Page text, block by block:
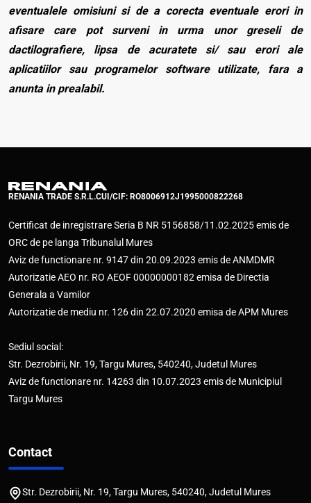
eventualele omisiuni si de a corecta eventuale erori in
afisare care pot surveni in urma unor greseli de
dactilografiere, lipsa de acuratete si/ sau erori ale
aplicatiilor sau programelor software utilizate, fara a
anunta in prealabil.
RENANIA TRADE S.R.L.CUI/CIF: RO8006912J1995000822268
Certificat de inregistrare Seria B NR 5156858/11.02.2025 emis de
ORC de pe langa Tribunalul Mures
Aviz de functionare nr. 9147 din 20.09.2023 emis de ANMDMR
Autorizatie AEO nr. RO AEOF 00000000182 emisa de Directia
Generala a Vamilor
Autorizatie de mediu nr. 126 din 22.07.2020 emisa de APM Mures
Sediul social:
Str. Dezrobirii, Nr. 19, Targu Mures, 540240, Judetul Mures
Aviz de functionare nr. 14263 din 10.07.2023 emis de Municipiul
Targu Mures
Contact
Str. Dezrobirii, Nr. 19, Targu Mures, 540240, Judetul Mures